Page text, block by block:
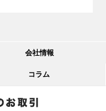
会社情報
コラム